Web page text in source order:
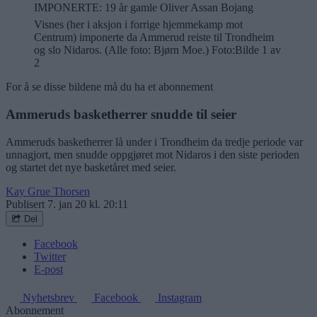
IMPONERTE: 19 år gamle Oliver Assan Bojang
Visnes (her i aksjon i forrige hjemmekamp mot
Centrum) imponerte da Ammerud reiste til Trondheim
og slo Nidaros. (Alle foto: Bjørn Moe.) Foto:Bilde 1 av
2
For å se disse bildene må du ha et abonnement
Ammeruds basketherrer snudde til seier
Ammeruds basketherrer lå under i Trondheim da tredje periode var
unnagjort, men snudde oppgjøret mot Nidaros i den siste perioden
og startet det nye basketåret med seier.
Kay Grue Thorsen
Publisert 7. jan 20 kl. 20:11
Del
Facebook
Twitter
E-post
Nyhetsbrev Facebook
Instagram
Abonnement